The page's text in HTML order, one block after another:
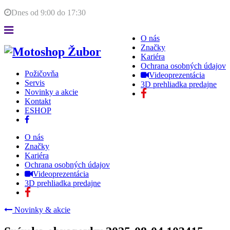
Dnes od 9:00 do 17:30
O nás
Značky
Kariéra
Ochrana osobných údajov
Videoprezentácia
3D prehliadka predajne
Požičovňa
Servis
Novinky a akcie
Kontakt
ESHOP
O nás
Značky
Kariéra
Ochrana osobných údajov
Videoprezentácia
3D prehliadka predajne
Novinky & akcie